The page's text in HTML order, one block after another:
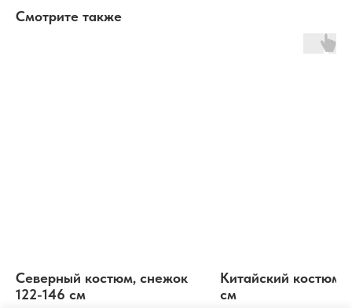
Смотрите также
Северный костюм, снежок
122-146 см
Китайский костюм
см